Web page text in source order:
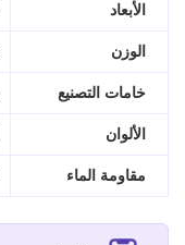
الأبعاد
الوزن
خامات التصنيع
الألوان
مقاومة الماء